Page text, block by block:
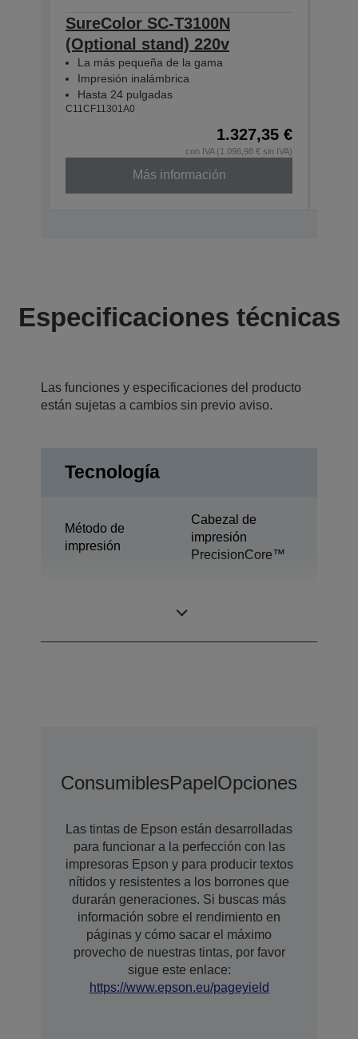
SureColor SC-T3100N
(Optional stand) 220v
La más pequeña de la gama
Impresión inalámbrica
Hasta 24 pulgadas
C11CF11301A0
1.327,35 €
con IVA (1.096,98 € sin IVA)
Más información
Especificaciones técnicas
Las funciones y especificaciones del producto
están sujetas a cambios sin previo aviso.
Tecnología
Método de
impresión
Cabezal de
impresión
PrecisionCore™
ConsumiblesPapelOpciones
Las tintas de Epson están desarrolladas
para funcionar a la perfección con las
impresoras Epson y para producir textos
nítidos y resistentes a los borrones que
durarán generaciones. Si buscas más
información sobre el rendimiento en
páginas y cómo sacar el máximo
provecho de nuestras tintas, por favor
sigue este enlace:
https://www.epson.eu/pageyield